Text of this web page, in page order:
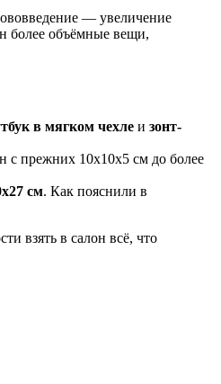
— увеличение
более объёмные вещи,
в мягком чехле и зонт-
с прежних 10х10х5 см до более
см. Как пояснили в
взять в салон всё, что